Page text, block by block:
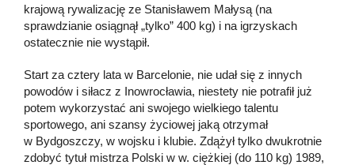
krajową rywalizację ze Stanisławem Małysą (na
sprawdzianie osiągnął „tylko” 400 kg) i na igrzyskach
ostatecznie nie wystąpił.
Start za cztery lata w Barcelonie, nie udał się z innych
powodów i siłacz z Inowrocławia, niestety nie potrafił już
potem wykorzystać ani swojego wielkiego talentu
sportowego, ani szansy życiowej jaką otrzymał
w Bydgoszczy, w wojsku i klubie. Zdążył tylko dwukrotnie
zdobyć tytuł mistrza Polski w w. ciężkiej (do 110 kg) 1989,